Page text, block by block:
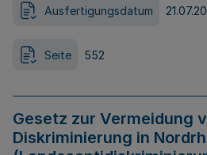
Ausfertigungsdatum
Seite 552
Gesetz zur Vermeidung
Diskriminierung in